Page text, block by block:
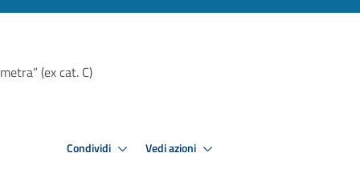
(ex cat. C)
Condividi Vedi azioni